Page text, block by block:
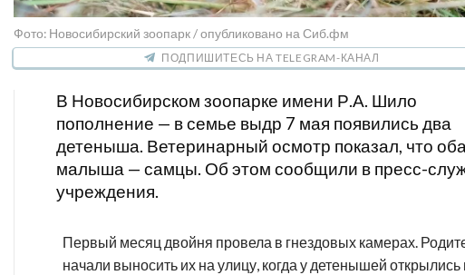
Фото: Новосибирский зоопарк / опубликовано на Сиб.фм
ПОДПИШИТЕСЬ НА TELEGRAM-КАНАЛ
В Новосибирском зоопарке имени Р.А. Шило
пополнение — в семье выдр 7 мая появились два
детеныша. Ветеринарный осмотр показал, что
малыша — самцы. Об этом сообщили в пресс-
учреждения.
Первый месяц двойня провела в гнездовых камерах.
начали выносить их на улицу, когда у детенышей открылись